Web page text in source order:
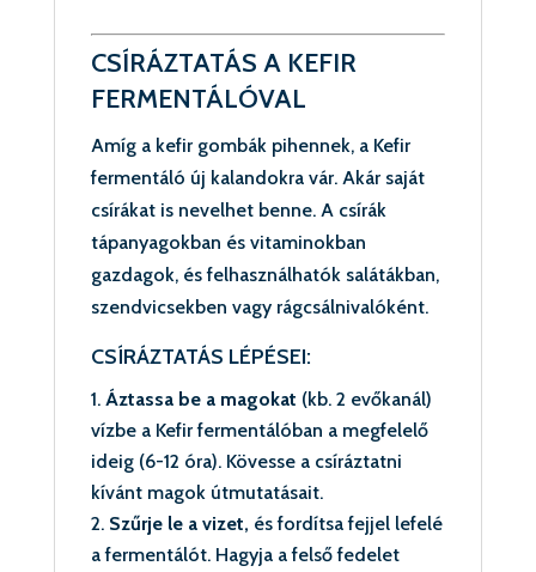
CSÍRÁZTATÁS A KEFIR
FERMENTÁLÓVAL
Amíg a kefir gombák pihennek, a Kefir
fermentáló új kalandokra vár. Akár saját
csírákat is nevelhet benne. A csírák
tápanyagokban és vitaminokban
gazdagok, és felhasználhatók salátákban,
szendvicsekben vagy rágcsálnivalóként.
CSÍRÁZTATÁS LÉPÉSEI:
Áztassa be a magokat (kb. 2 evőkanál)
vízbe a Kefir fermentálóban a megfelelő
ideig (6-12 óra). Kövesse a csíráztatni
kívánt magok útmutatásait.
Szűrje le a vizet, és fordítsa fejjel lefelé
a fermentálót. Hagyja a felső fedelet